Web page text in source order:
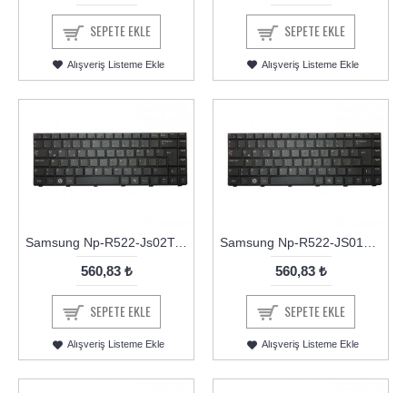
SEPETE EKLE
Alışveriş Listeme Ekle
SEPETE EKLE
Alışveriş Listeme Ekle
Samsung Np-R522-Js02Tr Klavye
560,83 ₺
SEPETE EKLE
Alışveriş Listeme Ekle
560,83 ₺
SEPETE EKLE
Alışveriş Listeme Ekle